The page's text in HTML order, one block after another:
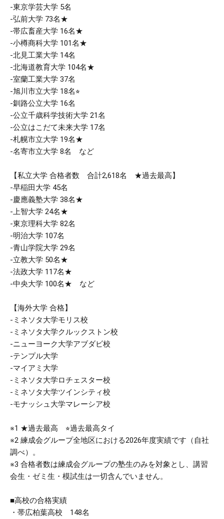
-東京学芸大学 5名
-弘前大学 73名★
-帯広畜産大学 16名★
-小樽商科大学 101名★
-北見工業大学 14名
-北海道教育大学 104名★
-室蘭工業大学 37名
-旭川市立大学 18名⭐︎
-釧路公立大学 16名
-公立千歳科学技術大学 21名
-公立はこだて未来大学 17名
-札幌市立大学 19名★
-名寄市立大学 8名 など
【私立大学 合格者数 合計2,618名 ★過去最高】
-早稲田大学 45名
-慶應義塾大学 38名★
-上智大学 24名★
-東京理科大学 82名
-明治大学 107名
-青山学院大学 29名
-立教大学 50名★
-法政大学 117名★
-中央大学 100名★ など
【海外大学 合格】
-ミネソタ大学モリス校
-ミネソタ大学クルックストン校
-ニューヨーク大学アブダビ校
-テンプル大学
-マイアミ大学
-ミネソタ大学ロチェスター校
-ミネソタ大学ツインシティ校
-モナッシュ大学マレーシア校
※1 ★過去最高 ⭐︎過去最高タイ
※2 練成会グループ全地区における2026年度実績です（自社
調べ）。
※3 合格者数は練成会グループの塾生のみを対象とし、講習
会生・ゼミ生・模試生は一切含んでいません。
■高校の合格実績
・帯広柏葉高校 148名